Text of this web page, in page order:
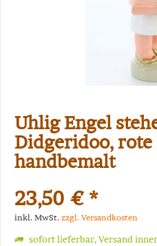
Uhlig Engel
Didgeridoo, rote
handbemalt
23,50 € *
inkl. MwSt. zzgl. Versandkosten
sofort lieferbar, Versand